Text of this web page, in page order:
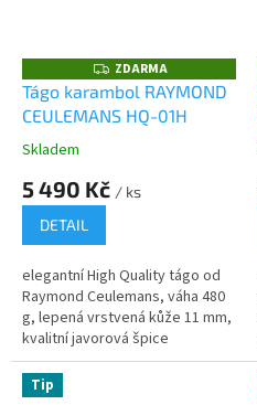
Z
D
A
R
ZDARMA
Tágo karambol RAYMOND
CEULEMANS HQ-01H
Skladem
5 490 Kč / ks
DETAIL
elegantní High Quality tágo od
Raymond Ceulemans, váha 480
g, lepená vrstvená kůže 11 mm,
kvalitní javorová špice
Tip